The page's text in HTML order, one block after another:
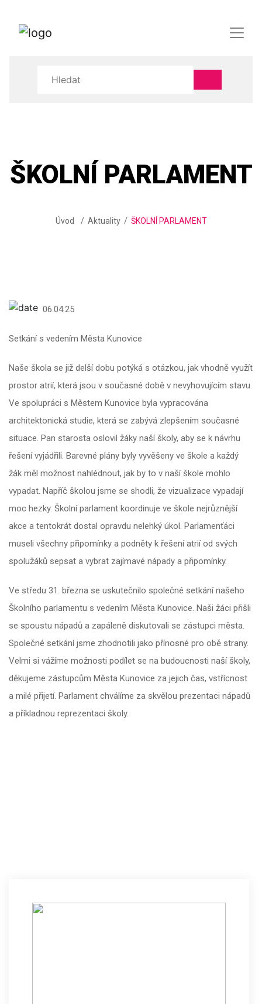
ŠKOLNÍ PARLAMENT
Úvod Aktuality ŠKOLNÍ PARLAMENT
06.04.25
Setkání s vedením Města Kunovice
Naše škola se již delší dobu potýká s otázkou, jak vhodně využít
prostor atrií, která jsou v současné době v nevyhovujícím stavu.
Ve spolupráci s Městem Kunovice byla vypracována
architektonická studie, která se zabývá zlepšením současné
situace. Pan starosta oslovil žáky naší školy, aby se k návrhu
řešení vyjádřili. Barevné plány byly vyvěšeny ve škole a každý
žák měl možnost nahlédnout, jak by to v naší škole mohlo
vypadat. Napříč školou jsme se shodli, že vizualizace vypadají
moc hezky. Školní parlament koordinuje ve škole nejrůznější
akce a tentokrát dostal opravdu nelehký úkol. Parlamenťáci
museli všechny připomínky a podněty k řešení atrií od svých
spolužáků sepsat a vybrat zajímavé nápady a připomínky.
Ve středu 31. března se uskutečnilo společné setkání našeho
Školního parlamentu s vedením Města Kunovice. Naši žáci přišli
se spoustu nápadů a zapáleně diskutovali se zástupci města.
Společné setkání jsme zhodnotili jako přínosné pro obě strany.
Velmi si vážíme možnosti podílet se na budoucnosti naší školy,
děkujeme zástupcům Města Kunovice za jejich čas, vstřícnost
a milé přijetí. Parlament chválíme za skvělou prezentaci nápadů
a příkladnou reprezentaci školy.